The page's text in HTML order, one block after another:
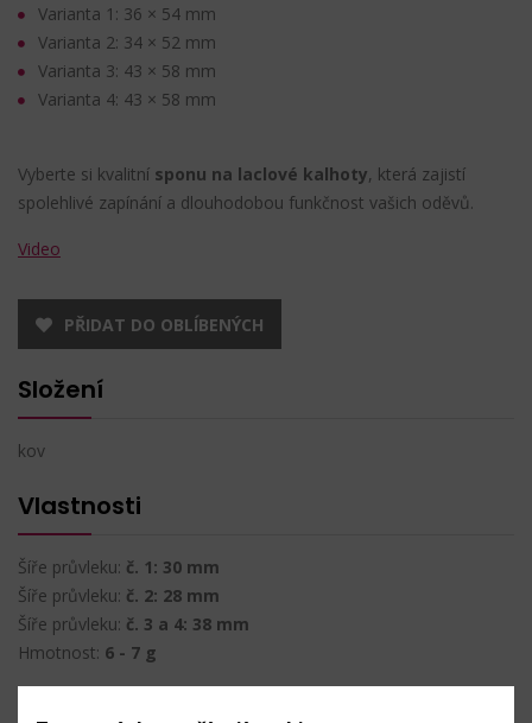
Varianta 1: 36 × 54 mm
Varianta 2: 34 × 52 mm
Varianta 3: 43 × 58 mm
Varianta 4: 43 × 58 mm
Vyberte si kvalitní sponu na laclové kalhoty, která zajistí
spolehlivé zapínání a dlouhodobou funkčnost vašich oděvů.
Video
PŘIDAT DO OBLÍBENÝCH
Složení
kov
Vlastnosti
Šíře průvleku: č. 1: 30 mm
Šíře průvleku: č. 2: 28 mm
Šíře průvleku: č. 3 a 4: 38 mm
Hmotnost: 6 - 7 g